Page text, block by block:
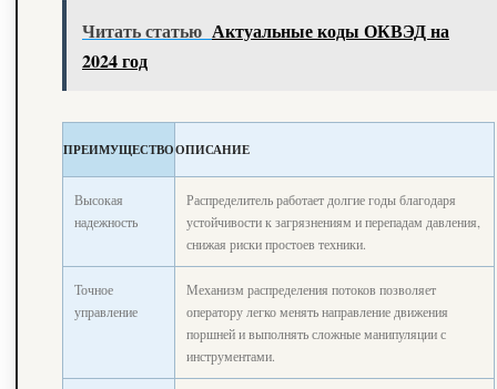
Читать статью Актуальные коды ОКВЭД на
2024 год
ПРЕИМУЩЕСТВООПИСАНИЕ
Высокая
надежность
Распределитель работает долгие годы благодаря
устойчивости к загрязнениям и перепадам давления,
снижая риски простоев техники.
Точное
управление
Механизм распределения потоков позволяет
оператору легко менять направление движения
поршней и выполнять сложные манипуляции с
инструментами.